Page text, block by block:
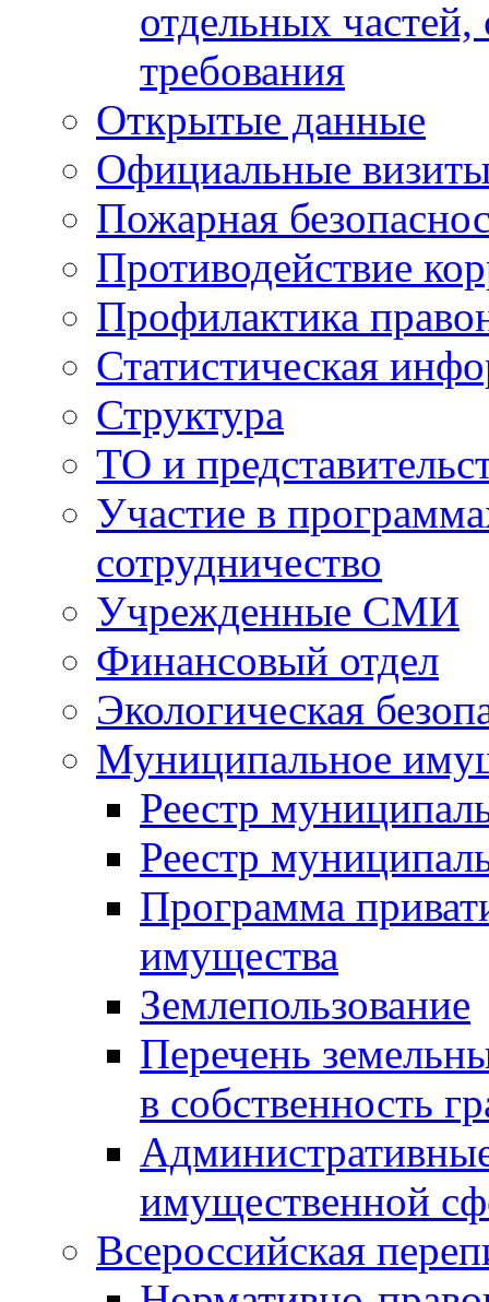
отдельных
требования
Открытые данные
Официальные
Пожарная
Противодействие
Профилактика
Статистическая
Структура
ТО и
Участие в
сотрудничество
Учрежденные СМИ
Финансовый отдел
Экологическая
Муниципальное
Реестр
Реестр
Программа
имущества
Землепользование
Перечень
в собственность
имущественной
Всероссийская